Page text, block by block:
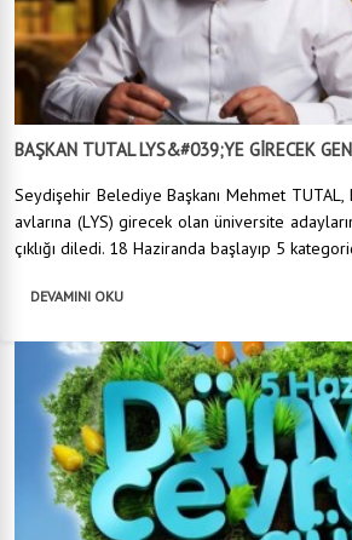
BAŞKAN TUTAL LYS&#039;YE GİRECEK
Seydişehir Belediye Başkanı Mehmet TUTAL,
avlarına (LYS) girecek olan üniversite
çıklığı diledi. 18 Haziranda başlayıp 5
DEVAMINI OKU